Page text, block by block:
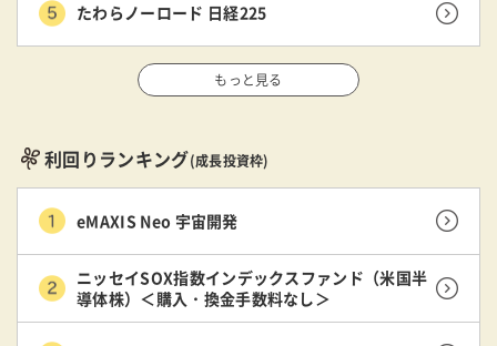
たわらノーロード 日経225
もっと見る
利回りランキング(成長投資枠)
eMAXIS Neo 宇宙開発
ニッセイSOX指数インデックスファンド（米国半
導体株）＜購入・換金手数料なし＞